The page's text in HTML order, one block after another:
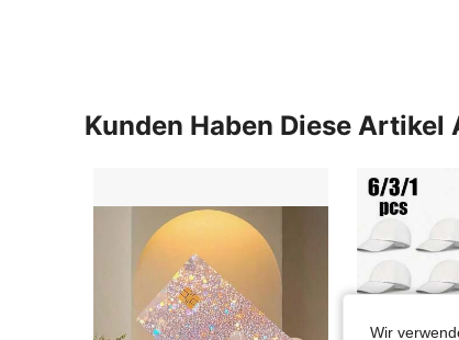
Kunden Haben Diese Artikel
Wir